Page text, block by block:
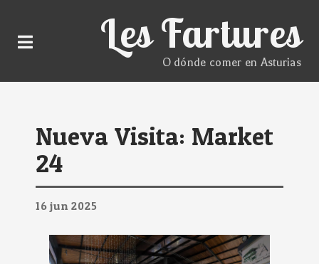
Les Fartures
O dónde comer en Asturias
Nueva Visita: Market
24
16 jun 2025